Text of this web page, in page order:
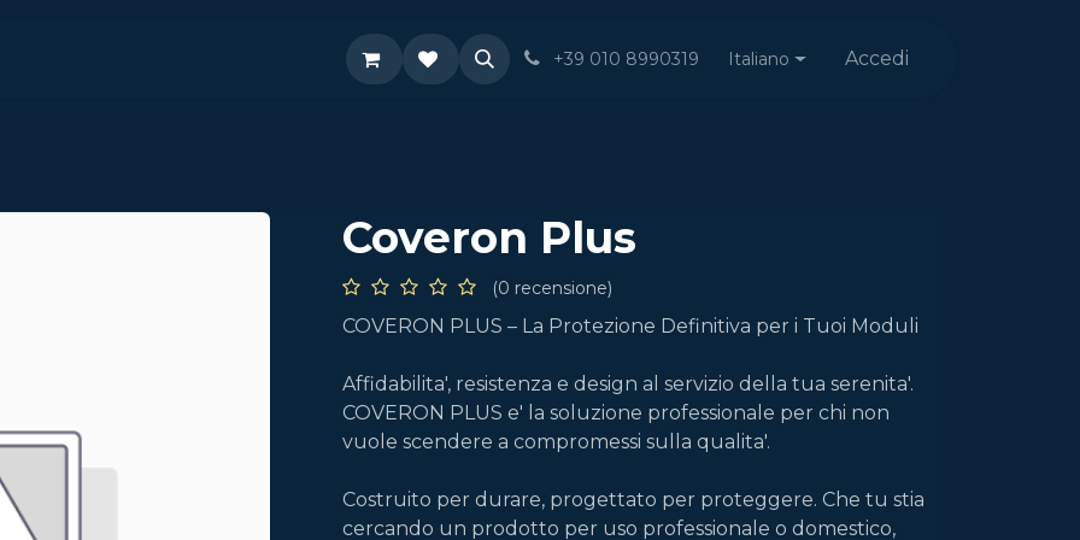
+39 010 8990319 Italiano Accedi
Coveron Plus
(0 recensione)
COVERON PLUS – La Protezione Definitiva per i Tuoi Moduli
Affidabilita', resistenza e design al servizio della tua serenita'.
COVERON PLUS e' la soluzione professionale per chi non
vuole scendere a compromessi sulla qualita'.
Costruito per durare, progettato per proteggere. Che tu stia
cercando un prodotto per uso professionale o domestico,